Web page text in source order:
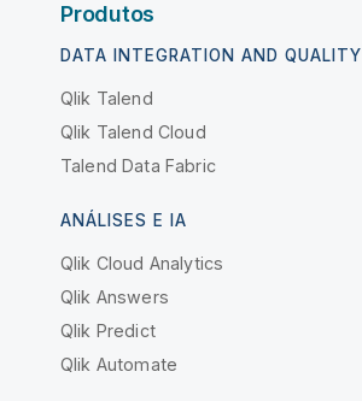
Produtos
DATA INTEGRATION AND QUALITY
Qlik Talend
Qlik Talend Cloud
Talend Data Fabric
ANÁLISES E IA
Qlik Cloud Analytics
Qlik Answers
Qlik Predict
Qlik Automate